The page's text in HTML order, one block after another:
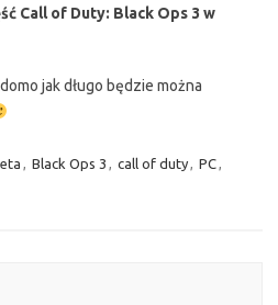
Call of Duty: Black Ops 3 w
jak długo będzie można
, Black Ops 3 , call of duty, PC,